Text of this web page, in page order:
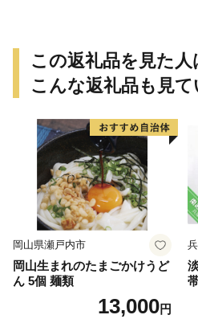
この返礼品を見た人
こんな返礼品も見
岡山県瀬戸内市
岡山生まれのたまごかけうど
ん 5個 麺類
13,000円